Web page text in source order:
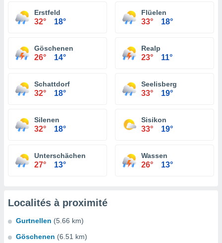
Erstfeld
32° 18°
Flüelen
33° 18°
Göschenen
26° 14°
Realp
23° 11°
Schattdorf
32° 18°
Seelisberg
33° 19°
Silenen
32° 18°
Sisikon
33° 19°
Unterschächen
27° 13°
Wassen
26° 13°
Localités à proximité
Gurtnellen (5.66 km)
Göschenen (6.51 km)